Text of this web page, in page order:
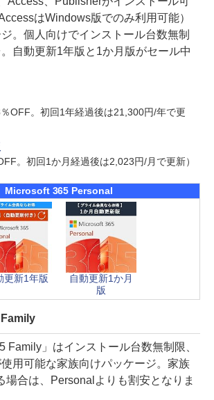
はWindows版でのみ利用可能）
。個人向けでインストール台数無制
自動更新1年版と1か月版がセール中
OFF。初回1年経過後は21,300円/年で更
。初回1か月経過後は2,023円/月で更新）
Microsoft 365 Personal
更新1年版
自動更新1か月
版
Family」はインストール台数無制限、
用可能な家族向けパッケージ。家族
場合は、Personalよりも割安となりま